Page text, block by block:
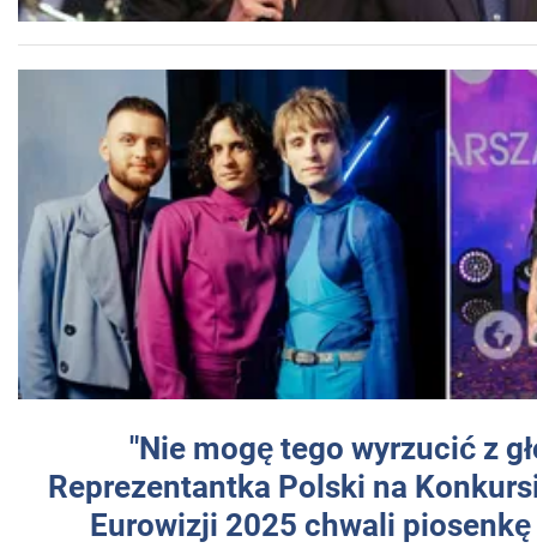
"Nie mogę tego wyrzucić z
Reprezentantka Polski na
Eurowizji 2025 chwali